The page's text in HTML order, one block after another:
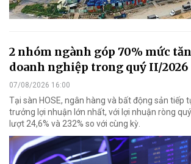
2 nhóm ngành góp 70% mức
doanh nghiệp trong quý II/2026
07/08/2026 16:00
Tại sàn HOSE, ngân hàng và bất động sản tiếp
trưởng lợi nhuận lớn nhất, với lợi nhuận ròng
lượt 24,6% và 232% so với cùng kỳ.